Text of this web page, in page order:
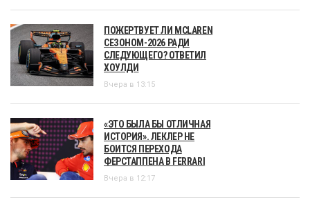
ПОЖЕРТВУЕТ ЛИ MCLAREN
СЕЗОНОМ-2026 РАДИ
СЛЕДУЮЩЕГО? ОТВЕТИЛ
ХОУЛДИ
Вчера в 13:15
«ЭТО БЫЛА БЫ ОТЛИЧНАЯ
ИСТОРИЯ». ЛЕКЛЕР НЕ
БОИТСЯ ПЕРЕХОДА
ФЕРСТАППЕНА В FERRARI
Вчера в 12:17